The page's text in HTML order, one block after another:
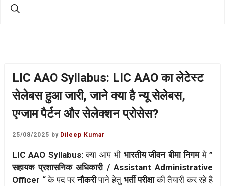
LIC AAO Syllabus: LIC AAO का लेटेस्ट
सेलेबस हुआ जारी, जाने क्या है न्यू सेलेबस,
एग्जाम पैर्टन और सेलेक्शन प्रोसेस?
25/08/2025 by Dileep Kumar
LIC AAO Syllabus:क्या आप भी भारतीय जीवन बीमा निगममे”
सहायक प्रशासनिक अधिकारी / Assistant Administrative
Officer “के पद परनौकरीपाने हेतु भर्ती परीक्षाकी तैयारी कर रहे है